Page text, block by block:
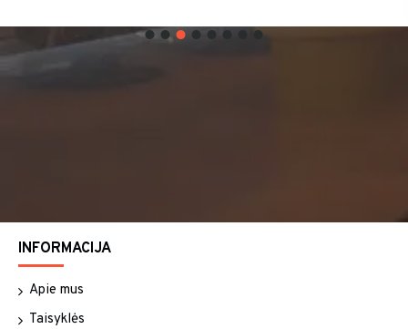
INFORMACIJA
Apie mus
Taisyklės